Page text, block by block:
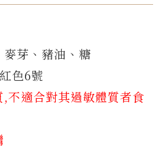
芽、豬油、糖
色6號
,不適合對其過敏體質者食